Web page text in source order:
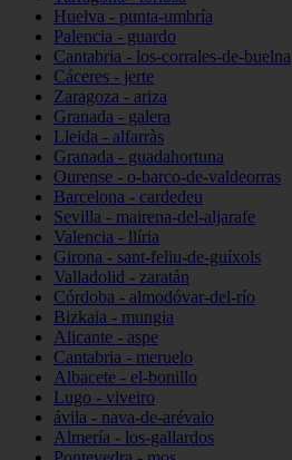
Huelva - punta-umbría
Palencia - guardo
Cantabria - los-corrales-de-buelna
Cáceres - jerte
Zaragoza - ariza
Granada - galera
Lleida - alfarràs
Granada - guadahortuna
Ourense - o-barco-de-valdeorras
Barcelona - cardedeu
Sevilla - mairena-del-aljarafe
Valencia - llíria
Girona - sant-feliu-de-guíxols
Valladolid - zaratán
Córdoba - almodóvar-del-río
Bizkaia - mungia
Alicante - aspe
Cantabria - meruelo
Albacete - el-bonillo
Lugo - viveiro
ávila - nava-de-arévalo
Almería - los-gallardos